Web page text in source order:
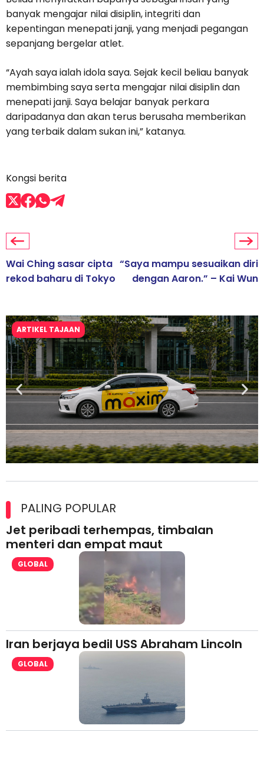
banyak mengajar nilai disiplin, integriti dan
kepentingan menepati janji, yang menjadi pegangan
sepanjang bergelar atlet.
“Ayah saya ialah idola saya. Sejak kecil beliau banyak
membimbing saya serta mengajar nilai disiplin dan
menepati janji. Saya belajar banyak perkara
daripadanya dan akan terus berusaha memberikan
yang terbaik dalam sukan ini,” katanya.
Kongsi berita
Wai Ching sasar cipta
rekod baharu di Tokyo
“Saya mampu sesuaikan diri
dengan Aaron.” – Kai Wun
ARTIKEL TAJAAN
lesen separuh pertama 2026
PALING POPULAR
Jet peribadi terhempas, timbalan
menteri dan empat maut
GLOBAL
Iran berjaya bedil USS Abraham Lincoln
GLOBAL